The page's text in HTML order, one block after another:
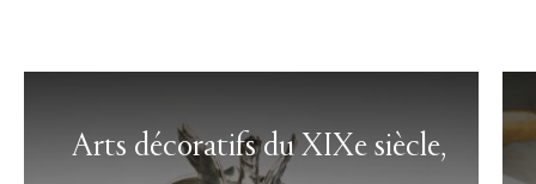
Arts décoratifs du XIXe siècle,